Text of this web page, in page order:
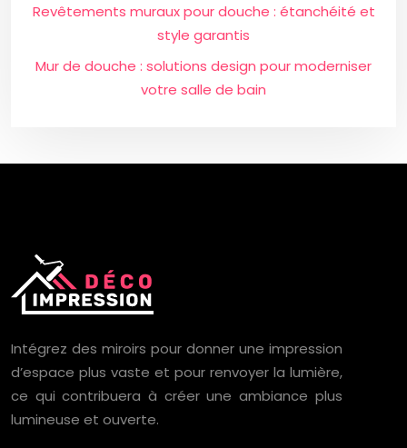
Revêtements muraux pour douche : étanchéité et
style garantis
Mur de douche : solutions design pour moderniser
votre salle de bain
Intégrez des miroirs pour donner une impression
d’espace plus vaste et pour renvoyer la lumière,
ce qui contribuera à créer une ambiance plus
lumineuse et ouverte.